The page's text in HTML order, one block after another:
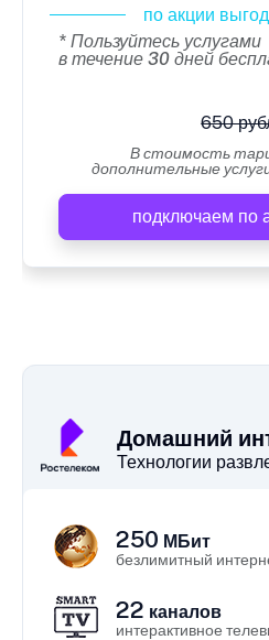
по акции
* Пользуйтесь услугами
в течение 30 дней
650
В стоимость
дополнительные
подключаем по
Домашний
Технологии
250 МБит
безлимитный
22 каналов
интерактивное